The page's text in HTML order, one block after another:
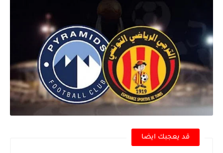
قد يعجبك ايضا